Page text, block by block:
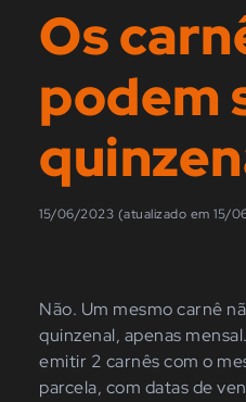
Os
podem
15/06/2023 (atualizado em 15/
Não. Um mesmo carnê
quinzenal, apenas
emitir 2 carnês com o
parcela, com datas de